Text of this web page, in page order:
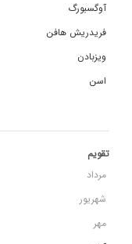
آوگسبورگ
فریدریش هافن
ویزبادن
اسن
تقویم
مرداد
شهریور
مهر